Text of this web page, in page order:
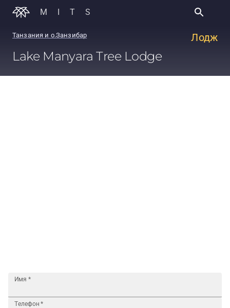
MITS
Лодж
Танзания и о.Занзибар
Lake Manyara Tree Lodge
Имя *
Телефон *